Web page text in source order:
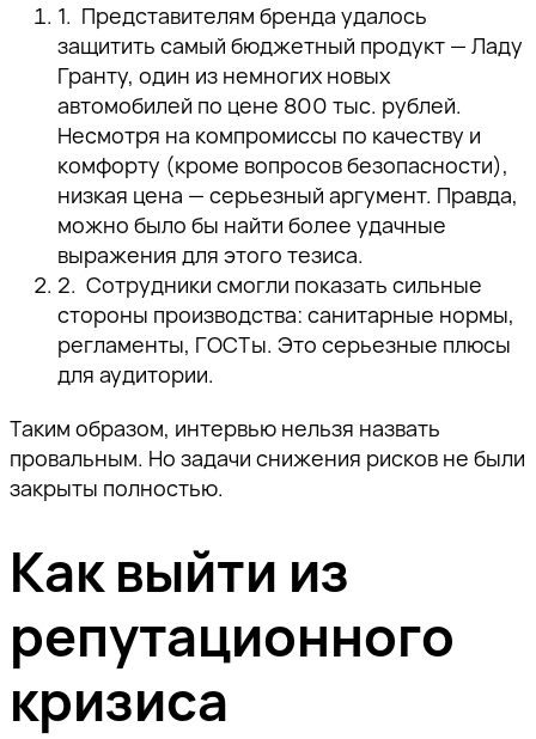
Представителям бренда удалось
защитить самый бюджетный продукт — Ладу
Гранту, один из немногих новых
автомобилей по цене 800 тыс. рублей.
Несмотря на компромиссы по качеству и
комфорту (кроме вопросов безопасности),
низкая цена — серьезный аргумент. Правда,
можно было бы найти более удачные
выражения для этого тезиса.
Сотрудники смогли показать сильные
стороны производства: санитарные нормы,
регламенты, ГОСТы. Это серьезные плюсы
для аудитории.
Таким образом, интервью нельзя назвать
провальным. Но задачи снижения рисков не были
закрыты полностью.
Как выйти из
репутационного
кризиса